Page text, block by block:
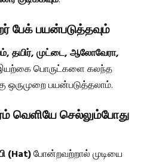
பேக் பயன்படுத்தவும்
தயிர், முட்டை, ஆலோவேரா,
பொருட்களை கலந்த
ஒருமுறை பயன்படுத்தலாம்.
வெளியே செல்லும்போது
(Hat)போன்றவற்றால் முடியை